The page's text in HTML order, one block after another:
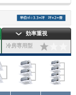
効率重視
冷房専用型